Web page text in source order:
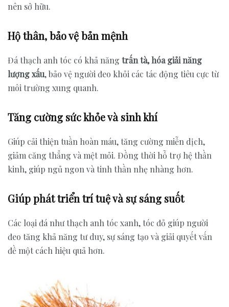
nên sở hữu.
Hộ thân, bảo vệ bản mệnh
Đá thạch anh tóc có khả năng trấn tà, hóa giải năng
lượng xấu, bảo vệ người đeo khỏi các tác động tiêu cực từ
môi trường xung quanh.
Tăng cường sức khỏe và sinh khí
Giúp cải thiện tuần hoàn máu, tăng cường miễn dịch,
giảm căng thẳng và mệt mỏi. Đồng thời hỗ trợ hệ thần
kinh, giúp ngủ ngon và tinh thần nhẹ nhàng hơn.
Giúp phát triển trí tuệ và sự sáng suốt
Các loại đá như thạch anh tóc xanh, tóc đỏ giúp người
đeo tăng khả năng tư duy, sự sáng tạo và giải quyết vấn
đề một cách hiệu quả hơn.